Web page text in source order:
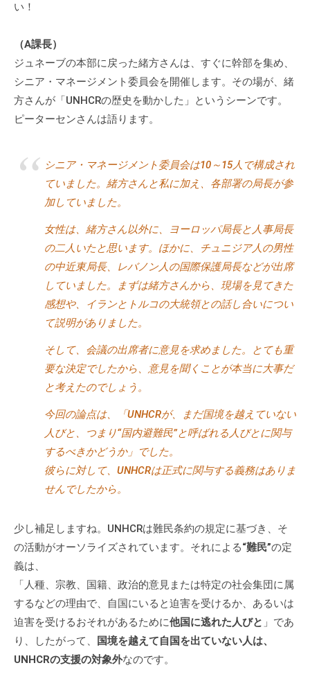
い！
（A課長）
ジュネーブの本部に戻った緒方さんは、すぐに幹部を集め、
シニア・マネージメント委員会を開催します。その場が、緒
方さんが「UNHCRの歴史を動かした」というシーンです。
ピーターセンさんは語ります。
シニア・マネージメント委員会は10～15人で構成され
ていました。緒方さんと私に加え、各部署の局長が参
加していました。
女性は、緒方さん以外に、ヨーロッパ局長と人事局長
の二人いたと思います。ほかに、チュニジア人の男性
の中近東局長、レバノン人の国際保護局長などが出席
していました。まずは緒方さんから、現場を見てきた
感想や、イランとトルコの大統領との話し合いについ
て説明がありました。
そして、会議の出席者に意見を求めました。とても重
要な決定でしたから、意見を聞くことが本当に大事だ
と考えたのでしょう。
今回の論点は、「UNHCRが、まだ国境を越えていない
人びと、つまり“国内避難民”と呼ばれる人びとに関与
するべきかどうか」でした。
彼らに対して、UNHCRは正式に関与する義務はありま
せんでしたから。
少し補足しますね。UNHCRは難民条約の規定に基づき、そ
の活動がオーソライズされています。それによる“難民”の定
義は、
「人種、宗教、国籍、政治的意見または特定の社会集団に属
するなどの理由で、自国にいると迫害を受けるか、あるいは
迫害を受けるおそれがあるために他国に逃れた人びと 」であ
り、したがって、
国境を越えて自国を出ていない人は、
UNHCRの支援の対象外なのです。